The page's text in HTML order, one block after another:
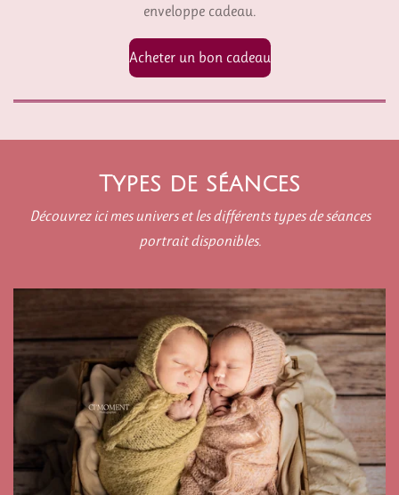
enveloppe cadeau.
Acheter un bon cadeau
Types de séances
Découvrez ici mes univers et les différents types de séances
portrait disponibles.